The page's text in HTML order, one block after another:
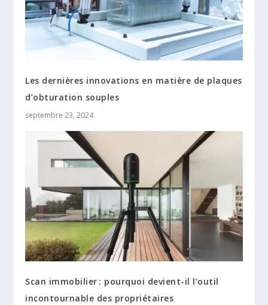
Les dernières innovations en matière de plaques
d’obturation souples
septembre 23, 2024
Scan immobilier : pourquoi devient-il l’outil
incontournable des propriétaires